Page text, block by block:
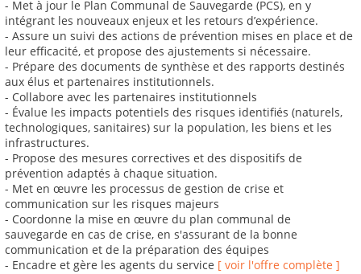
- Met à jour le Plan Communal de Sauvegarde (PCS), en y
intégrant les nouveaux enjeux et les retours d’expérience.
- Assure un suivi des actions de prévention mises en place et de
leur efficacité, et propose des ajustements si nécessaire.
- Prépare des documents de synthèse et des rapports destinés
aux élus et partenaires institutionnels.
- Collabore avec les partenaires institutionnels
- Évalue les impacts potentiels des risques identifiés (naturels,
technologiques, sanitaires) sur la population, les biens et les
infrastructures.
- Propose des mesures correctives et des dispositifs de
prévention adaptés à chaque situation.
- Met en œuvre les processus de gestion de crise et
communication sur les risques majeurs
- Coordonne la mise en œuvre du plan communal de
sauvegarde en cas de crise, en s'assurant de la bonne
communication et de la préparation des équipes
- Encadre et gère les agents du service [ voir l'offre complète ]